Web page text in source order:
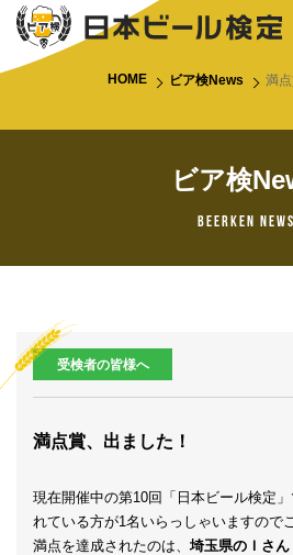
HOME ビア検News 満
ビア検
Beerken News
受検者の皆様へ
満点賞、出ました！
現在開催中の第10回「日本ビール検定
れている方が1名いらっしゃいますので
満点を達成されたのは、 埼玉県のＩさん